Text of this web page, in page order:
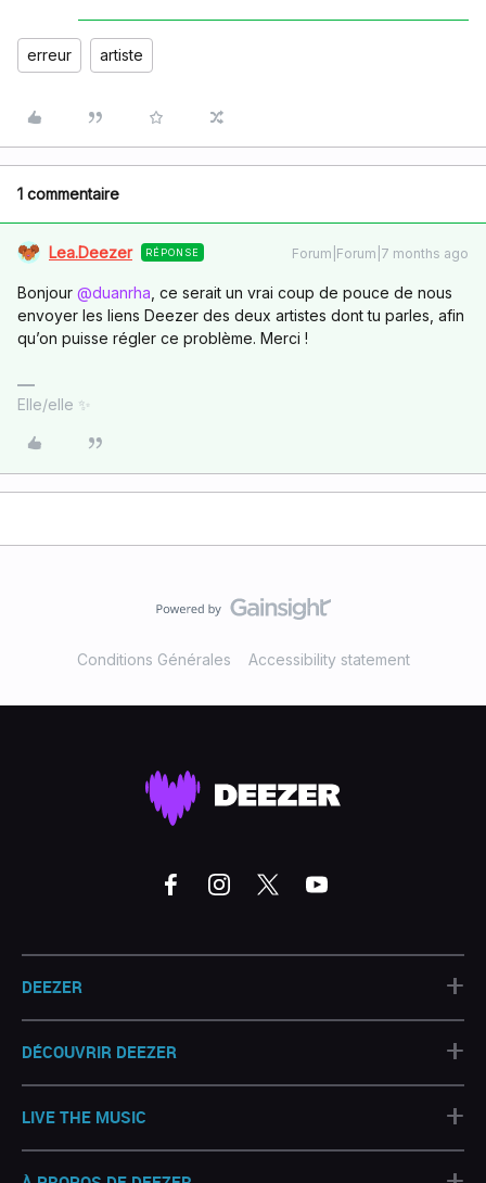
erreur artiste
1 commentaire
Lea.Deezer RÉPONSE Forum|Forum|7 months ago
Bonjour ​ @duanrha , ce serait un vrai coup de pouce de nous
envoyer les liens Deezer des deux artistes dont tu parles, afin
qu’on puisse régler ce problème. Merci !
Elle/elle ✨
Conditions Générales Accessibility statement
DEEZER +
DÉCOUVRIR DEEZER +
LIVE THE MUSIC +